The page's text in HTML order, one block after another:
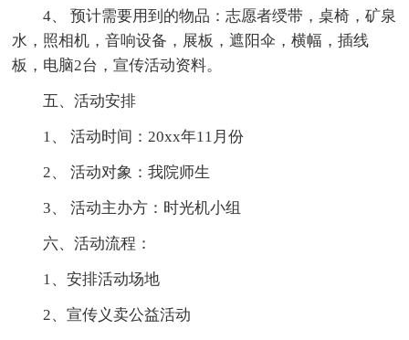
4、 预计需要用到的物品：志愿者绶带，桌椅，矿泉
水，照相机，音响设备，展板，遮阳伞，横幅，插线
板，电脑2台，宣传活动资料。
五、活动安排
1、 活动时间：20xx年11月份
2、 活动对象：我院师生
3、 活动主办方：时光机小组
六、活动流程：
1、安排活动场地
2、宣传义卖公益活动